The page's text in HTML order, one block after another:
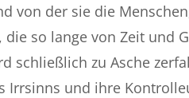
von der sie die
so lange von Zeit und
schließlich zu Asche
Irrsinns und ihre